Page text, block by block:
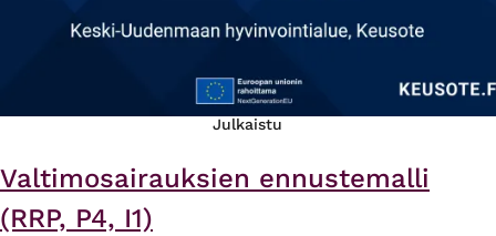
Julkaistu
Valtimosairauksien ennustemalli
(RRP, P4, I1)